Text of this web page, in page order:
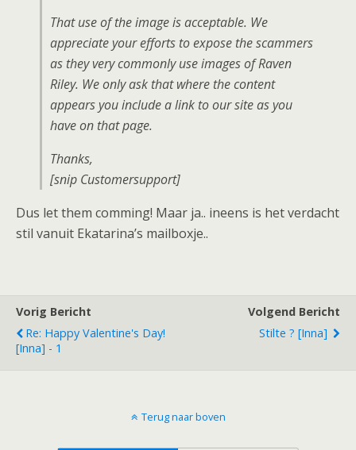
That use of the image is acceptable. We
appreciate your efforts to expose the scammers
as they very commonly use images of Raven
Riley. We only ask that where the content
appears you include a link to our site as you
have on that page.
Thanks,
[snip Customersupport]
Dus let them comming! Maar ja.. ineens is het verdacht
stil vanuit Ekatarina’s mailboxje..
Vorig Bericht
Re: Happy Valentine's Day!
[Inna] - 1
Volgend Bericht
Stilte ? [Inna]
Terug naar boven